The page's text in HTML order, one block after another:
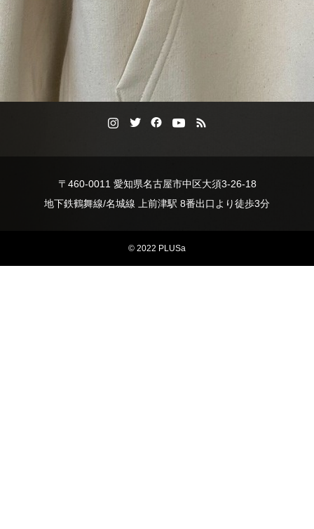
〒460-0011 愛知県名古屋市中区大須3-26-18
地下鉄鶴舞線/名城線 上前津駅 8番出口より徒歩3分
© 2022 PLUSa